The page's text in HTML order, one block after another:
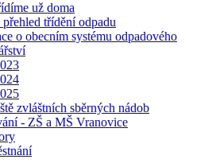
už doma
třídění odpadu
o obecním systému odpadového
zvláštních sběrných nádob
- ZŠ a MŠ Vranovice